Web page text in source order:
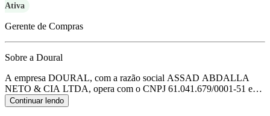
Ativa
Gerente de Compras
Sobre a Doural
A empresa DOURAL, com a razão social ASSAD ABDALLA
NETO & CIA LTDA, opera com o CNPJ 61.041.679/0001-51 e
tem sua sede localizada em Sao Paulo/SP.
atuação é de comercio varejista de artigos de cama, mesa e banho,
Continuar lendo